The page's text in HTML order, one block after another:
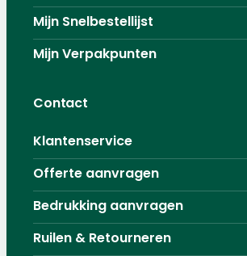
Mijn Snelbestellijst
Mijn Verpakpunten
Contact
Klantenservice
Offerte aanvragen
Bedrukking aanvragen
Ruilen & Retourneren